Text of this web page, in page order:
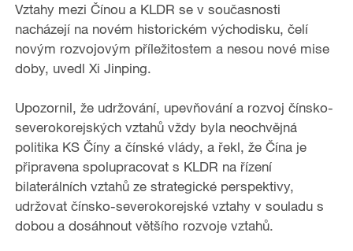
Vztahy mezi Čínou a KLDR se v současnosti
nacházejí na novém historickém východisku, čelí
novým rozvojovým příležitostem a nesou nové mise
doby, uvedl Xi Jinping.
Upozornil, že udržování, upevňování a rozvoj čínsko-
severokorejských vztahů vždy byla neochvějná
politika KS Číny a čínské vlády, a řekl, že Čína je
připravena spolupracovat s KLDR na řízení
bilaterálních vztahů ze strategické perspektivy,
udržovat čínsko-severokorejské vztahy v souladu s
dobou a dosáhnout většího rozvoje vztahů.